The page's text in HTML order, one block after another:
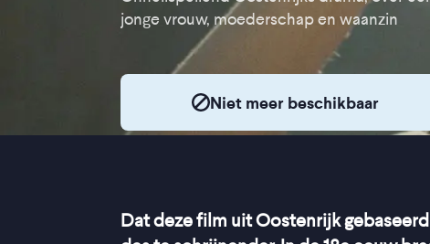
jonge vrouw, moederschap en waanzin
Niet meer beschikbaar
Dat deze film uit Oostenrijk